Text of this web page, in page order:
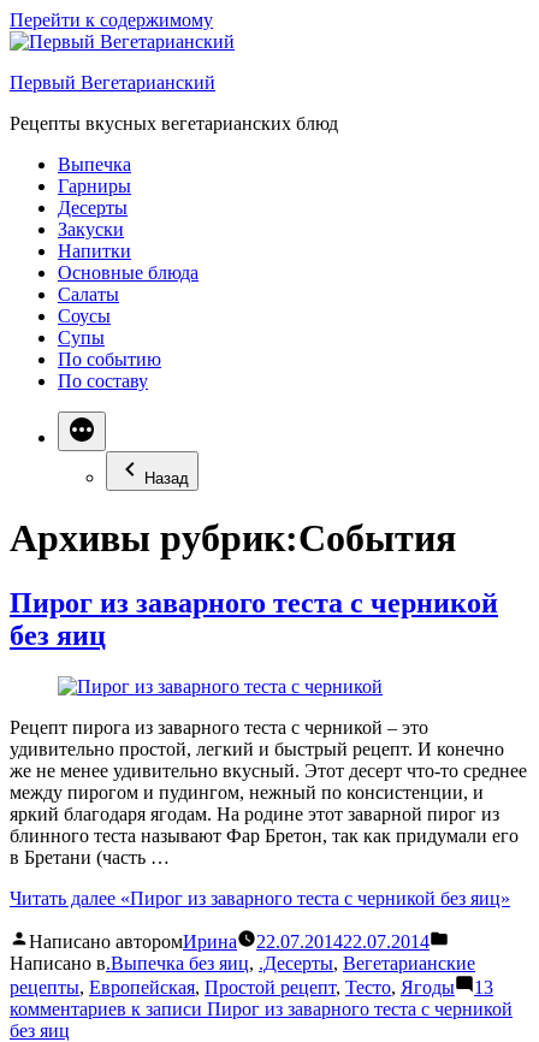
Перейти к содержимому
Первый Вегетарианский
Рецепты вкусных вегетарианских блюд
Выпечка
Гарниры
Десерты
Закуски
Напитки
Основные блюда
Салаты
Соусы
Супы
По событию
По составу
Назад
Архивы рубрик:События
Пирог из заварного теста с черникой
без яиц
Рецепт пирога из заварного теста с черникой – это
удивительно простой, легкий и быстрый рецепт. И конечно
же не менее удивительно вкусный. Этот десерт что-то среднее
между пирогом и пудингом, нежный по консистенции, и
яркий благодаря ягодам. На родине этот заварной пирог из
блинного теста называют Фар Бретон, так как придумали его
в Бретани (часть …
Читать далее «Пирог из заварного теста с черникой без яиц»
Написано авторомИрина 22.07.201422.07.2014
Написано в.Выпечка без яиц, .Десерты, Вегетарианские
рецепты, Европейская, Простой рецепт, Тесто, Ягоды
13
комментариев к записи Пирог из заварного теста с черникой
без яиц